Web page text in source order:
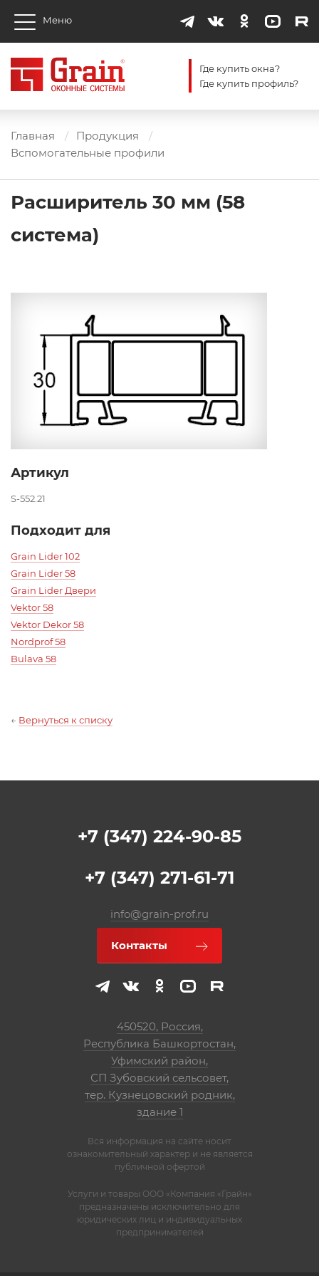
Меню
Где купить окна?
Где купить профиль?
Главная
Продукция
Вспомогательные профили
Расширитель 30 мм (58
система)
Артикул
S-552.21
Подходит для
Grain Lider 102
Grain Lider 58
Grain Lider Двери
Vektor 58
Vektor Dekor 58
Nordprof 58
Bulava 58
← Вернуться к списку
+7 (347) 224-90-85
+7 (347) 271-61-71
info@grain-prof.ru
Контакты
450520, Россия,
Республика Башкортостан,
Уфимский район,
СП Зубовский сельсовет,
тер. Кузнецовский родник,
здание 1
Вся информация на сайте носит
ознакомительный характер и не является
публичной офертой
Услуги и товары ООО «Компания «Грайн»
предназначены исключительно для
юридических лиц и индивидуальных
предпринимателей